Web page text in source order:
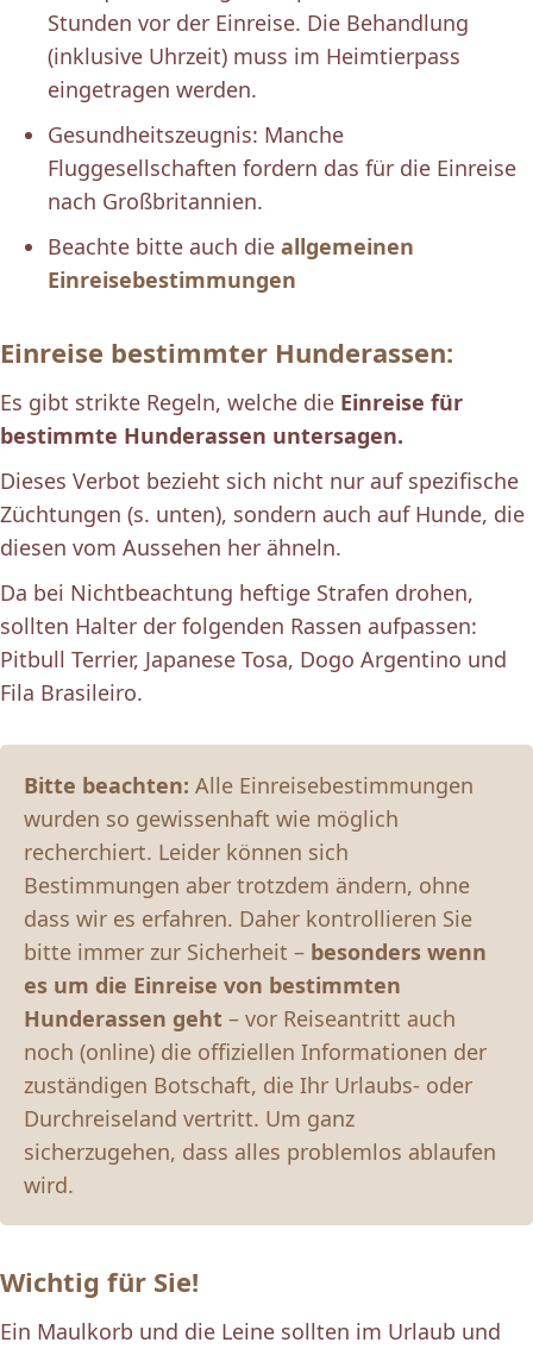
Stunden vor der Einreise. Die Behandlung
(inklusive Uhrzeit) muss im Heimtierpass
eingetragen werden.
Gesundheitszeugnis: Manche
Fluggesellschaften fordern das für die Einreise
nach Großbritannien.
Beachte bitte auch die allgemeinen
Einreisebestimmungen
Einreise bestimmter Hunderassen:
Es gibt strikte Regeln, welche die Einreise für
bestimmte Hunderassen untersagen.
Dieses Verbot bezieht sich nicht nur auf spezifische
Züchtungen (s. unten), sondern auch auf Hunde, die
diesen vom Aussehen her ähneln.
Da bei Nichtbeachtung heftige Strafen drohen,
sollten Halter der folgenden Rassen aufpassen:
Pitbull Terrier, Japanese Tosa, Dogo Argentino und
Fila Brasileiro.
Bitte beachten: Alle Einreisebestimmungen
wurden so gewissenhaft wie möglich
recherchiert. Leider können sich
Bestimmungen aber trotzdem ändern, ohne
dass wir es erfahren. Daher kontrollieren Sie
bitte immer zur Sicherheit – besonders wenn
es um die Einreise von bestimmten
Hunderassen geht – vor Reiseantritt auch
noch (online) die offiziellen Informationen der
zuständigen Botschaft, die Ihr Urlaubs- oder
Durchreiseland vertritt. Um ganz
sicherzugehen, dass alles problemlos ablaufen
wird.
Wichtig für Sie!
Ein Maulkorb und die Leine sollten im Urlaub und